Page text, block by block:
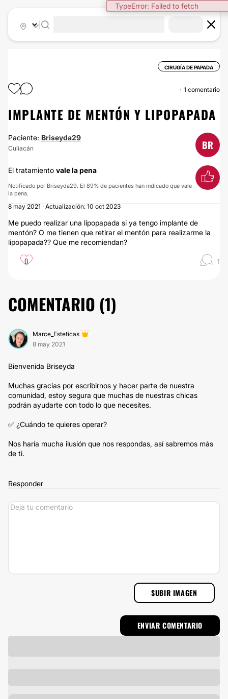
TypeError: Failed to fetch
CIRUGÍA DE PAPADA
1 comentario
IMPLANTE DE MENTÓN Y LIPOPAPADA
Paciente: Briseyda29
Culiacán BR
El tratamiento vale la pena
Notificado por Briseyda29. El 89% de pacientes han indicado que vale
la pena.
8 may 2021 · Actualización: 10 oct 2023
Me puedo realizar una lipopapada si ya tengo implante de
mentón? O me tienen que retirar el mentón para realizarme la
lipopapada?? Que me recomiendan?
0 1
COMENTARIO (1)
Marce_Esteticas
8 may 2021
Bienvenida Briseyda
Muchas gracias por escribirnos y hacer parte de nuestra
comunidad, estoy segura que muchas de nuestras chicas
podrán ayudarte con todo lo que necesites.
✅ ¿Cuándo te quieres operar?
Nos haría mucha ilusión que nos respondas, así sabremos más
de ti.
Responder
SUBIR IMAGEN